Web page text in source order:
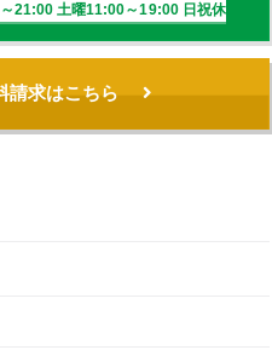
21:00 土曜11:00～19:00 日祝休
請求はこちら